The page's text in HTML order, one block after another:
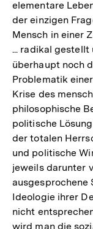
elementare
der einzigen
Mensch in einer
... radikal gestellt
überhaupt noch
Problematik
Krise des
philosophische
politische
der totalen
und politische
jeweils darunter
ausgesprochene
Ideologie ihrer
nicht
wird man die